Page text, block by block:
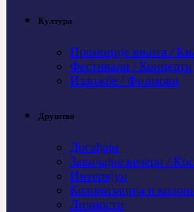
Култура
Промоције књига /
Фестивали / Концерти
Изложбе / Филмови
Друштво
Догађаји
Завичајне вечери /
Интервјуи
Колонизација и
Личности